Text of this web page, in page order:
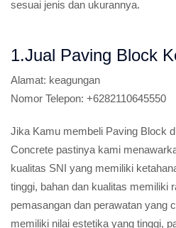
sesuai jenis dan ukurannya.
1.Jual Paving Block
Alamat: keagungan
Nomor Telepon: +6282110645550
Jika Kamu membeli Paving Block
Concrete pastinya kami
kualitas SNI yang memiliki
tinggi, bahan dan kualitas memiliki
pemasangan dan perawatan yang
memiliki nilai estetika yang tinggi,